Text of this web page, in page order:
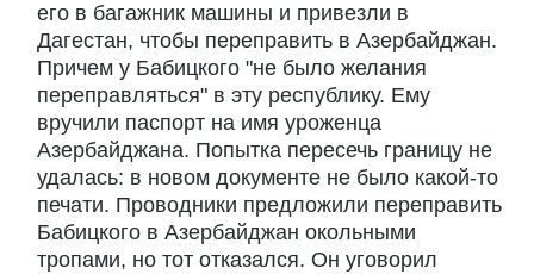
его в багажник машины и привезли в
Дагестан, чтобы переправить в Азербайджан.
Причем у Бабицкого "не было желания
переправляться" в эту республику. Ему
вручили паспорт на имя уроженца
Азербайджана. Попытка пересечь границу не
удалась: в новом документе не было какой-то
печати. Проводники предложили переправить
Бабицкого в Азербайджан окольными
тропами, но тот отказался. Он уговорил